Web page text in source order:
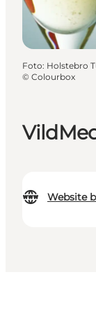
Website
Foto: Holstebro
© Colourbox